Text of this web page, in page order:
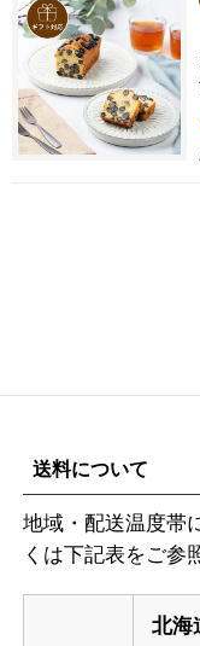
送料について
地域・配送温度帯
くは下記表をご参
北海